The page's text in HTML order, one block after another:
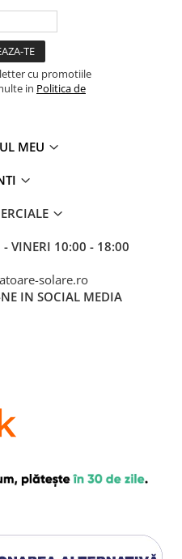
cu promotiile
in Politica de
MEU
- VINERI 10:00 - 18:00
solare.ro
IN SOCIAL MEDIA